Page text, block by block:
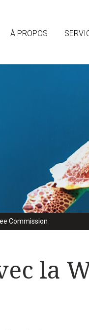
À PROPOS
Commission
la